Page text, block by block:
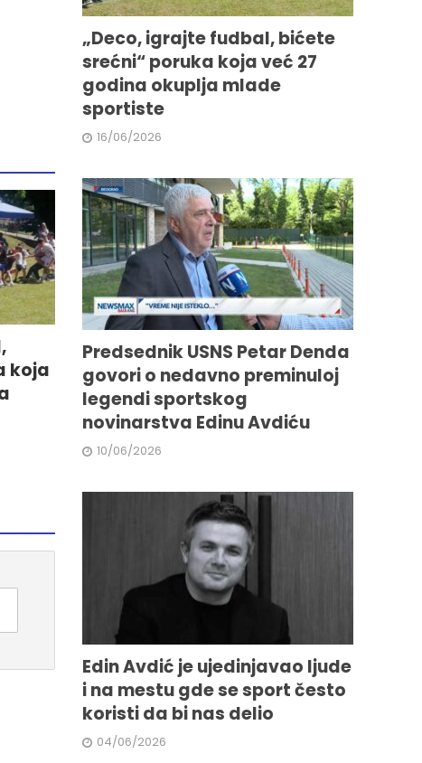
koja
„Deco, igrajte fudbal, bićete
srećni“ poruka koja već 27
godina okuplja mlade
sportiste
16/06/2026
Predsednik USNS Petar Denda
govori o nedavno preminuloj
legendi sportskog
novinarstva Edinu Avdiću
10/06/2026
Edin Avdić je ujedinjavao ljude
i na mestu gde se sport često
koristi da bi nas delio
04/06/2026